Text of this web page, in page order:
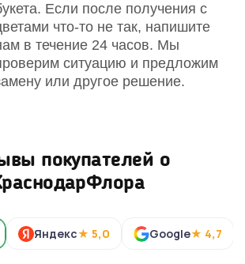
Если после получения с
что-то не так, напишите
в течение 24 часов. Мы
ситуацию и предложим
или другое решение.
покупателей о
Яндекс★ 5,0 Google★ 4,7